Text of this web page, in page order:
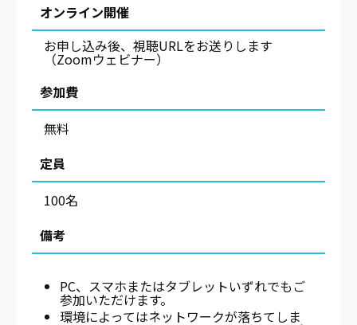
オンライン開催
お申し込み後、視聴URLをお送りします
（Zoomウェビナー）
参加費
無料
定員
100名
備考
PC、スマホまたはタブレットいずれでもご
参加いただけます。
環境によってはネットワークが落ちてしま